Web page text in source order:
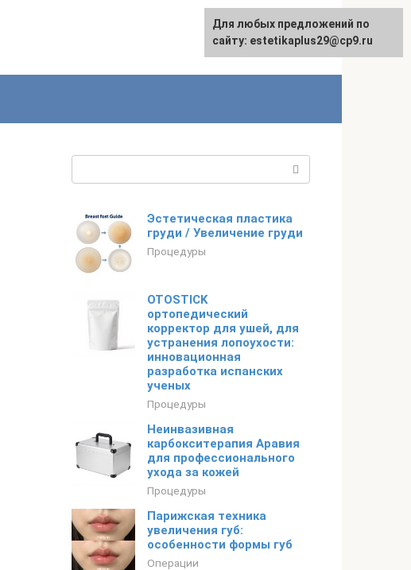
Эстетическая пластика
груди / Увеличение груди
Процедуры
OTOSTICK
ортопедический
корректор для ушей, для
устранения лопоухости:
инновационная
разработка испанских
ученых
Процедуры
Неинвазивная
карбокситерапия Аравия
для профессионального
ухода за кожей
Процедуры
Парижская техника
увеличения губ:
особенности формы губ
Операции
Для любых предложений по
сайту: estetikaplus29@cp9.ru